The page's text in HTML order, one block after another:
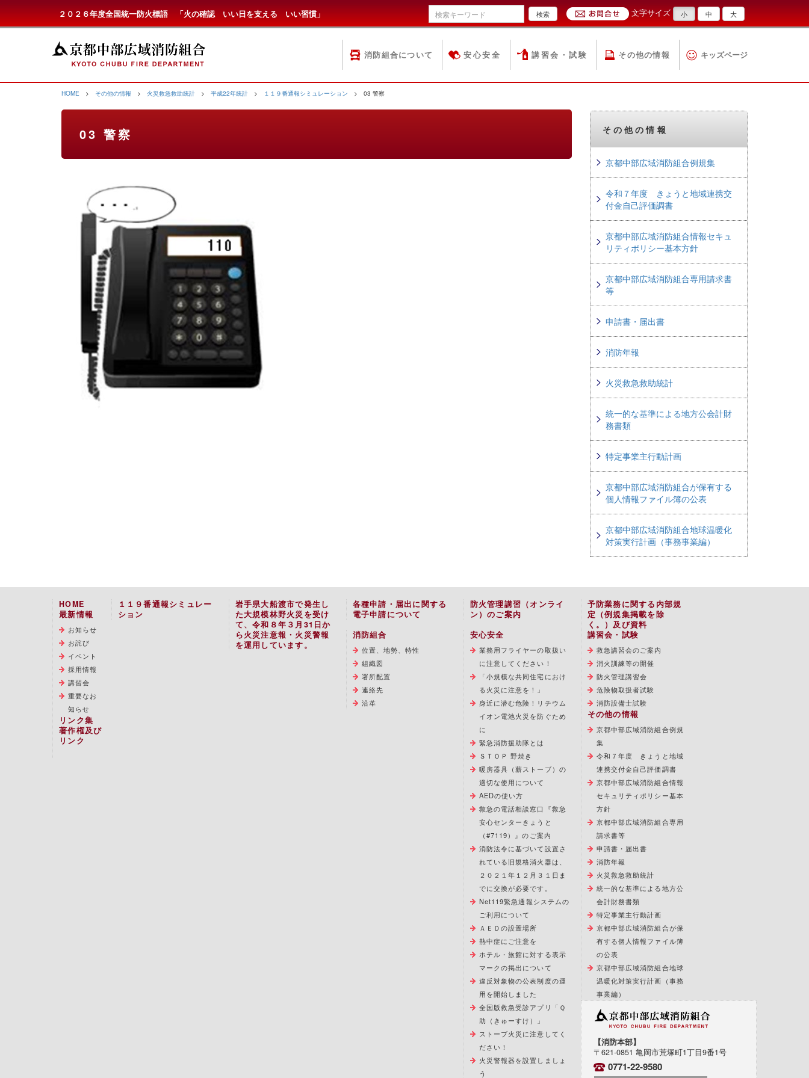
２０２６年度全国統一防火標語 「火の確認 いい日を支える いい習慣」 文字サイズ 小 中 大
検索
消防組合について 安心安全 講習会・試験 その他の情報 キッズページ
HOME > その他の情報 > 火災救急救助統計 > 平成22年統計 > １１９番通報シミュレーション > 03 警察
03 警察 その他の情報
京都中部広域消防組合例規集
令和７年度 きょうと地域連携交
付金自己評価調書
京都中部広域消防組合情報セキュ
リティポリシー基本方針
京都中部広域消防組合専用請求書
等
申請書・届出書
消防年報
火災救急救助統計
統一的な基準による地方公会計財
務書類
特定事業主行動計画
京都中部広域消防組合が保有する
個人情報ファイル簿の公表
京都中部広域消防組合地球温暖化
対策実行計画（事務事業編）
HOME
最新情報
お知らせ
お詫び
イベント
採用情報
講習会
重要なお
知らせ
リンク集
著作権及び
リンク
１１９番通報シミュレー
ション
岩手県大船渡市で発生し
た大規模林野火災を受け
て、令和８年３月31日か
ら火災注意報・火災警報
を運用しています。
各種申請・届出に関する
電子申請について
防火管理講習（オンライ
ン）のご案内
予防業務に関する内部規
定（例規集掲載を除
く。）及び資料
消防組合
位置、地勢、特性
組織図
署所配置
連絡先
沿革
安心安全
業務用フライヤーの取扱い
に注意してください！
「小規模な共同住宅におけ
る火災に注意を！」
身近に潜む危険！リチウム
イオン電池火災を防ぐため
に
緊急消防援助隊とは
ＳＴＯＰ 野焼き
暖房器具（薪ストーブ）の
適切な使用について
AEDの使い方
救急の電話相談窓口『救急
安心センターきょうと
（#7119）』のご案内
消防法令に基づいて設置さ
れている旧規格消火器は、
２０２１年１２月３１日ま
でに交換が必要です。
Net119緊急通報システムの
ご利用について
ＡＥＤの設置場所
熱中症にご注意を
ホテル・旅館に対する表示
マークの掲出について
違反対象物の公表制度の運
用を開始しました
全国版救急受診アプリ「Ｑ
助（きゅーすけ）」
ストーブ火災に注意してく
ださい！
火災警報器を設置しましょ
う
講習会・試験
救急講習会のご案内
消火訓練等の開催
防火管理講習会
危険物取扱者試験
消防設備士試験
その他の情報
京都中部広域消防組合例規
集
令和７年度 きょうと地域
連携交付金自己評価調書
京都中部広域消防組合情報
セキュリティポリシー基本
方針
京都中部広域消防組合専用
請求書等
申請書・届出書
消防年報
火災救急救助統計
統一的な基準による地方公
会計財務書類
特定事業主行動計画
京都中部広域消防組合が保
有する個人情報ファイル簿
の公表
京都中部広域消防組合地球
温暖化対策実行計画（事務
事業編）
【消防本部】
〒621-0851 亀岡市荒塚町1丁目9番1号
0771-22-9580